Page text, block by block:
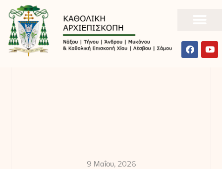
9 Μαΐου, 2026